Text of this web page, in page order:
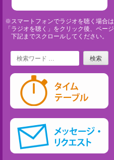
※スマートフォンでラジオを聴く場合は
「ラジオを聴く」をクリック後、ページ
下記までスクロールしてください。
Search